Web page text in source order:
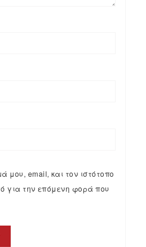
μου, email, και τον ιστότοπο
για την επόμενη φορά που